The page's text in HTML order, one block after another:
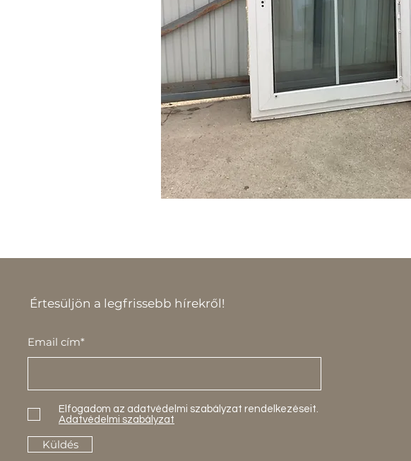
Értesüljön a legfrissebb hírekről!
Email cím*
Elfogadom az adatvédelmi szabályzat rendelkezéseit.
Adatvédelmi szabályzat
Küldés